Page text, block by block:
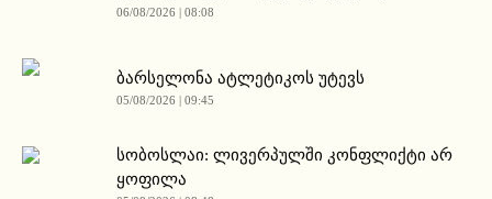
06/08/2026 | 08:08
ბარსელონა ატლეტიკოს უტევს
05/08/2026 | 09:45
სობოსლაი: ლივერპულში კონფლიქტი არ
ყოფილა